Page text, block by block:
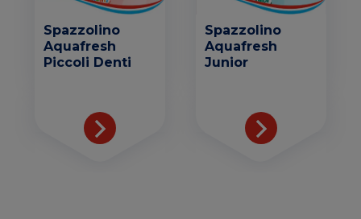
Spazzolino
Aquafresh
Piccoli Denti
Spazzolino
Aquafresh
Junior